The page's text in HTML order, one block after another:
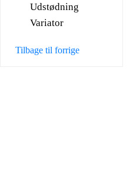
Udstødning
Variator
Tilbage til forrige